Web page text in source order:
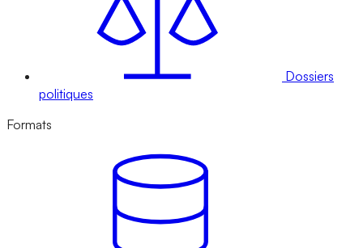
Dossiers
politiques
Formats